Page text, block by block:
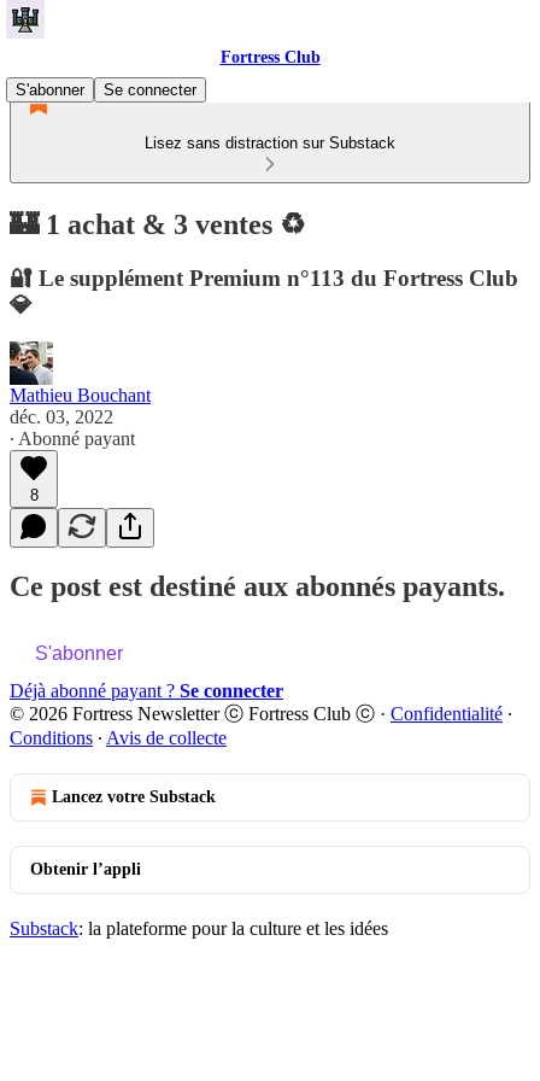
Fortress Club
S'abonner
Se connecter
Lisez sans distraction sur Substack
🏰 1 achat & 3 ventes ♻️
🔐 Le supplément Premium n°113 du Fortress Club
💎
Mathieu Bouchant
déc. 03, 2022
∙ Abonné payant
8
Ce post est destiné aux abonnés payants.
S'abonner
Déjà abonné payant ? Se connecter
© 2026 Fortress Newsletter ⓒ Fortress Club ⓒ · Confidentialité ∙
Conditions ∙ Avis de collecte
Lancez votre Substack
Obtenir l’appli
Substack: la plateforme pour la culture et les idées